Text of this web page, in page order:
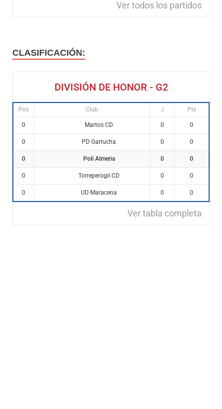
Ver todos los partidos
CLASIFICACIÓN:
DIVISIÓN DE HONOR - G2
Pos Club J Pts
0 Martos CD 0 0
0 PD Garrucha 0 0
0 Poli Almeria 0 0
0 Torreperogil CD 0 0
0 UD Maracena 0 0
Ver tabla completa